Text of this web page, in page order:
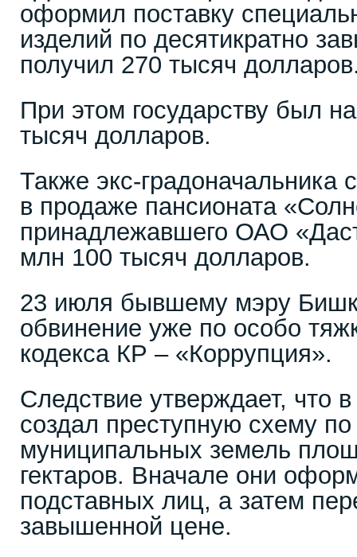
оформил поставку
изделий по десятикратно
получил 270 тысяч
При этом государству был
тысяч долларов.
Также экс-градоначальника
в продаже пансионата
принадлежавшего ОАО
млн 100 тысяч долларов.
23 июля бывшему мэру
обвинение уже по особо
кодекса КР – «Коррупция».
Следствие утверждает, что
создал преступную схему
муниципальных земель
гектаров. Вначале они
подставных лиц, а затем
завышенной цене.